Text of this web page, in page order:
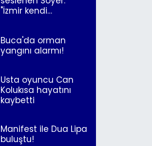
"İzmir kendi
Buca'da orman
yangını alarmı!
Usta oyuncu Can
Kolukısa hayatını
kaybetti
Manifest ile Dua Lipa
buluştu!